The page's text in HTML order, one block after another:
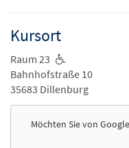
Kursort
Raum 23
Bahnhofstraße 10
35683 Dillenburg
Möchten Sie von